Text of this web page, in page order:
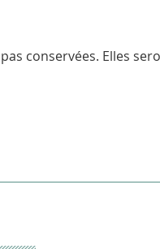
conservées. Elles